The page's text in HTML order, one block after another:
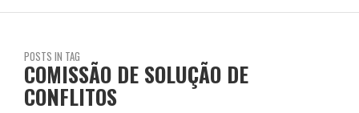
POSTS IN TAG
COMISSÃO DE SOLUÇÃO DE
CONFLITOS